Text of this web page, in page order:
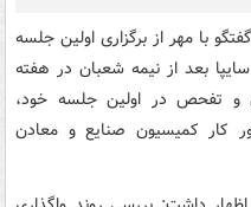
با مهر از برگزاری اولین جلسه
بعد از نیمه شعبان در هفته
و تفحص در اولین جلسه خود،
کار کمیسیون صنایع و معادن